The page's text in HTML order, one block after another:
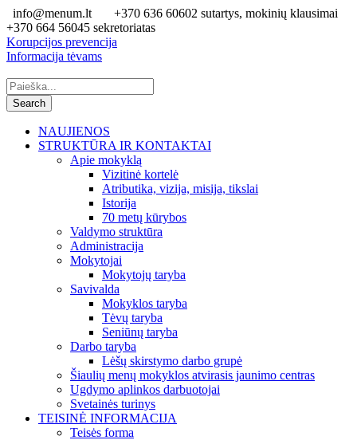
info@menum.lt
+370 636 60602 sutartys, mokinių klausimai
+370 664 56045 sekretoriatas
Korupcijos prevencija
Informacija tėvams
NAUJIENOS
STRUKTŪRA IR KONTAKTAI
Apie mokyklą
Vizitinė kortelė
Atributika, vizija, misija, tikslai
Istorija
70 metų kūrybos
Valdymo struktūra
Administracija
Mokytojai
Mokytojų taryba
Savivalda
Mokyklos taryba
Tėvų taryba
Seniūnų taryba
Darbo taryba
Lėšų skirstymo darbo grupė
Šiaulių menų mokyklos atvirasis jaunimo centras
Ugdymo aplinkos darbuotojai
Svetainės turinys
TEISINĖ INFORMACIJA
Teisės forma